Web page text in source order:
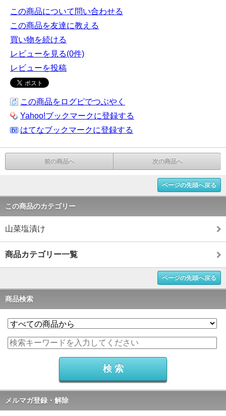
この商品について問い合わせる
この商品を友達に教える
買い物を続ける
レビューを見る(0件)
レビューを投稿
この商品をログピでつぶやく
Yahoo!ブックマークに登録する
はてなブックマークに登録する
前の商品へ 次の商品へ
ページの先頭へ戻る
この商品のカテゴリー
山菜塩漬け
商品カテゴリー一覧
ページの先頭へ戻る
商品検索
メルマガ登録・解除